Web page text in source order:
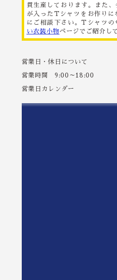
貫生産しております。また
が入ったTシャツをお作りに
にご相談下さい。Tシャツの
い衣装小物ページでご紹介し
営業日・休日について
営業時間 9:00～18:00
営業日カレンダー